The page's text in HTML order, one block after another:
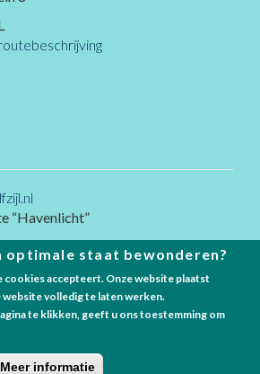
“Havenlicht”
8
Havenlicht Delfzijl - 2025 |
|Privacy Statement
optimale staat bewonderen?
cookies accepteert. Onze website plaatst
volledig te laten werken.
te klikken, geeft u ons toestemming om
Meer informatie